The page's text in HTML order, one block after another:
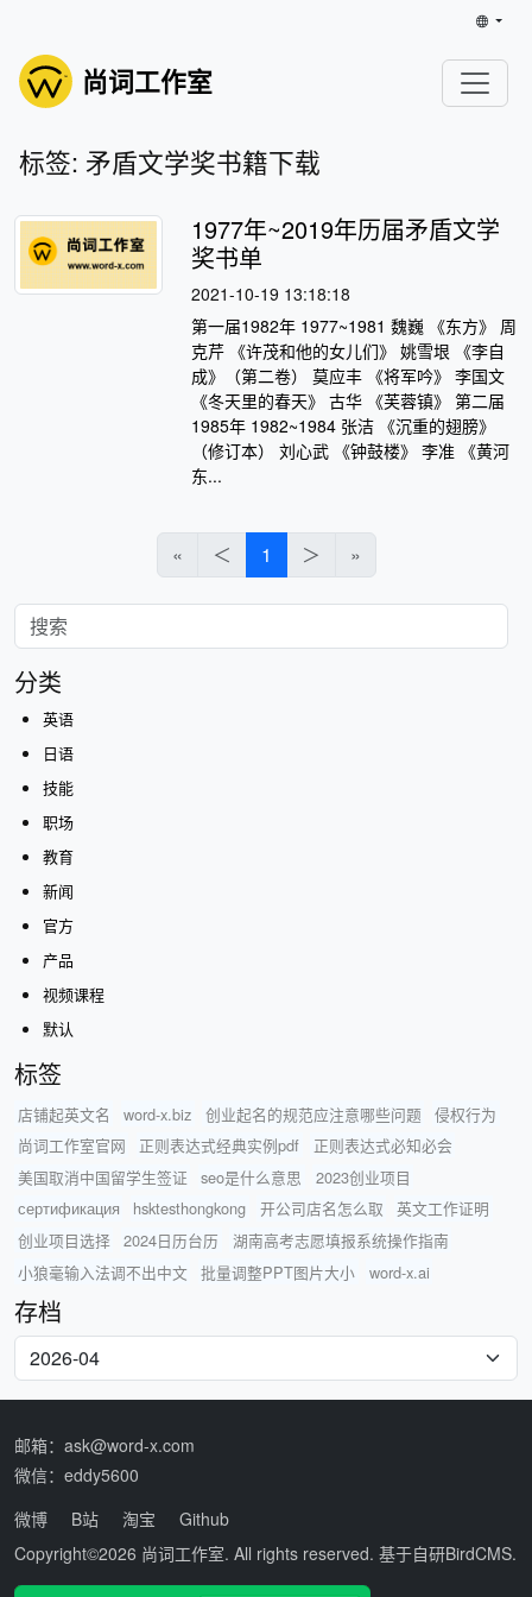
尚词工作室
标签: 矛盾文学奖书籍下载
1977年~2019年历届矛盾文学
奖书单
2021-10-19 13:18:18
第一届1982年 1977~1981 魏巍 《东方》 周
克芹 《许茂和他的女儿们》 姚雪垠 《李自
成》（第二卷） 莫应丰 《将军吟》 李国文
《冬天里的春天》 古华 《芙蓉镇》 第二届
1985年 1982~1984 张洁 《沉重的翅膀》
（修订本） 刘心武 《钟鼓楼》 李准 《黄河
东...
« ＜ 1 ＞ »
分类
英语
日语
技能
职场
教育
新闻
官方
产品
视频课程
默认
标签
店铺起英文名 word-x.biz 创业起名的规范应注意哪些问题
侵权行为
尚词工作室官网
正则表达式经典实例pdf
正则表达式必知必会
美国取消中国留学生签证
seo是什么意思
2023创业项目
сертификация
hsktesthongkong 开公司店名怎么取
英文工作证明
创业项目选择
2024日历台历
湖南高考志愿填报系统操作指南
小狼毫输入法调不出中文
批量调整PPT图片大小 word-x.ai
存档
邮箱：ask@word-x.com
微信：eddy5600
微博
B站 淘宝
Github
Copyright©2026 尚词工作室. All rights reserved. 基于自研BirdCMS.